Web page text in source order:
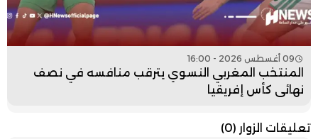
09 أغسطس 2026 - 16:00
المنتخب المغربي النسوي يترقب منافسه في نصف
نهائي كأس إفريقيا
تعليقات الزوار (0)